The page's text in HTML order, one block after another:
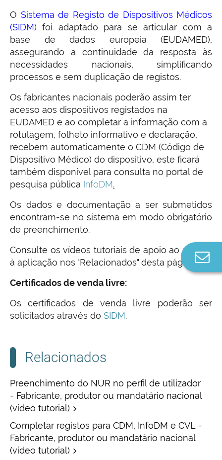
O Sistema de Registo de Dispositivos Médicos
(SIDM) foi adaptado para se articular com a
base de dados europeia (EUDAMED),
assegurando a continuidade da resposta às
necessidades nacionais, simplificando
processos e sem duplicação de registos.
Os fabricantes nacionais poderão assim ter
acesso aos dispositivos registados na
EUDAMED e ao completar a informação com a
rotulagem, folheto informativo e declaração,
recebem automaticamente o CDM (Código de
Dispositivo Médico) do dispositivo, este ficará
também disponível para consulta no portal de
pesquisa pública InfoDM.
Os dados e documentação a ser submetidos
encontram-se no sistema em modo obrigatório
de preenchimento.
Consulte os vídeos tutoriais de apoio ao acesso
à aplicação nos "Relacionados" desta página.
Certificados de venda livre:
Os certificados de venda livre poderão ser
solicitados através do SIDM.
Relacionados
Preenchimento do NUR no perfil de utilizador
- Fabricante, produtor ou mandatário nacional
(vídeo tutorial)
Completar registos para CDM, InfoDM e CVL -
Fabricante, produtor ou mandatário nacional
(vídeo tutorial)